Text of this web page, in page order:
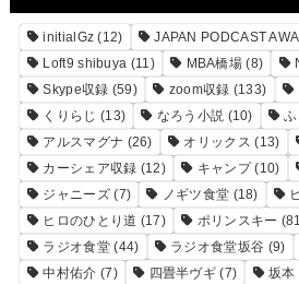
initialGz (12) JAPAN PODCAST
Loft9 shibuya (11) MBA橋場 (8)
Skype収録 (59) zoom収録 (133)
くりらじ (13) なろう小説 (10)
アルスマグナ (26) オリックス (13)
カーシェア収録 (12) キャンプ(10)
ジャニーズ(7) ノギツ食堂 (18)
ヒロのひとり道 (17) ポリンスキー
ラジオ食堂(44) ラジオ食堂坂谷 (9)
中村佑介 (7) 四畳半ヴギ (7) 坂本